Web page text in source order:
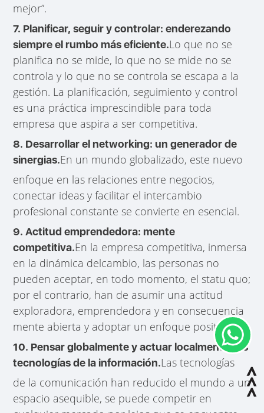
mejor”.
7. Planificar, seguir y controlar: enderezando
siempre el rumbo más eficiente.Lo que no se
planifica no se mide, lo que no se mide no se
controla y lo que no se controla se escapa a la
gestión. La planificación, seguimiento y control
es una práctica imprescindible para toda
empresa que aspira a ser competitiva.
8. Desarrollar el networking: un generador de
sinergias.En un mundo globalizado, este nuevo
enfoque en las relaciones entre negocios,
conectar ideas y facilitar el intercambio
profesional constante se convierte en esencial.
9. Actitud emprendedora: mente
competitiva.En la empresa competitiva, inmersa
en la dinámica delcambio, las personas no
pueden aceptar, en todo momento, el statu quo;
por el contrario, han de asumir una actitud
exploradora, emprendedora y en consecuencia
mente abierta y adoptar un enfoque positivo.
10. Pensar globalmente y actuar localmente: las
tecnologías de la información.Las tecnologías
de la comunicación han reducido el mundo a un
espacio asequible, se puede competir en